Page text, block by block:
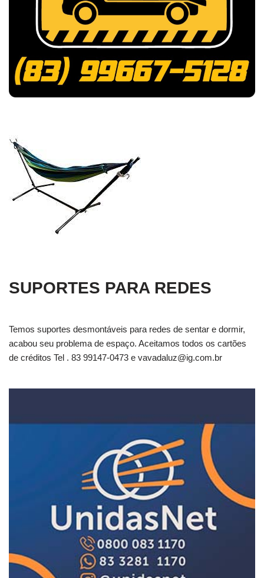
SUPORTES PARA REDES
Temos suportes desmontáveis para redes de sentar e dormir,
acabou seu problema de espaço. Aceitamos todos os cartões
de créditos Tel . 83 99147-0473 e vavadaluz@ig.com.br